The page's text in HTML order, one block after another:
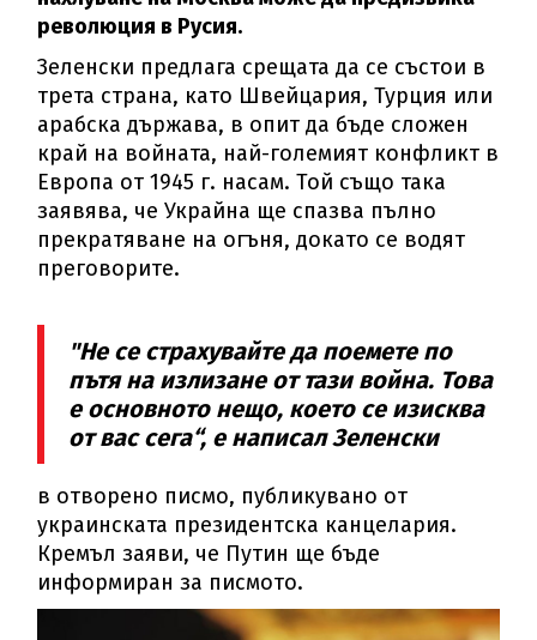
революция в Русия.
Зеленски предлага срещата да се състои в
трета страна, като Швейцария, Турция или
арабска държава, в опит да бъде сложен
край на войната, най-големият конфликт в
Европа от 1945 г. насам. Той също така
заявява, че Украйна ще спазва пълно
прекратяване на огъня, докато се водят
преговорите.
"Не се страхувайте да поемете по
пътя на излизане от тази война. Това
е основното нещо, което се изисква
от вас сега“, е написал Зеленски
в отворено писмо, публикувано от
украинската президентска канцелария.
Кремъл заяви, че Путин ще бъде
информиран за писмото.